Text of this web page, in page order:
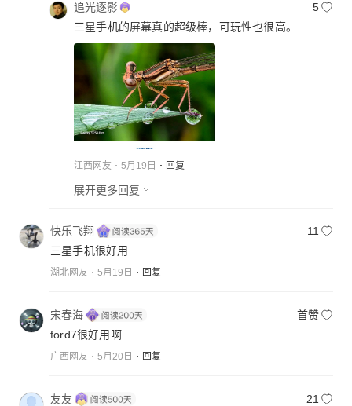
追光逐影
5
三星手机的屏幕真的超级棒，可玩性也很高。
江西网友 5月19日 回复
展开更多回复
快乐飞翔
11
三星手机很好用
湖北网友 5月19日 回复
宋春海
首赞
ford7很好用啊
广西网友 5月20日 回复
友友
21